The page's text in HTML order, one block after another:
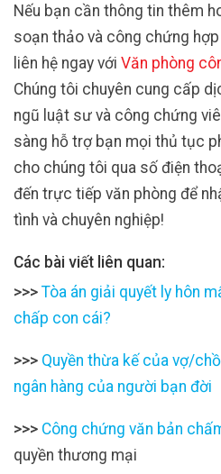
Nếu bạn cần thông tin thêm
soạn thảo và công chứng
liên hệ ngay với Văn phòng
Chúng tôi chuyên cung cấp
ngũ luật sư và công chứng
sàng hỗ trợ bạn mọi thủ tục
cho chúng tôi qua số điện
đến trực tiếp văn phòng để
tình và chuyên nghiệp!
Các bài viết liên quan:
>>> Tòa án giải quyết ly hôn
chấp con cái?
>>> Quyền thừa kế của vợ/
ngân hàng của người bạn đời
>>> Công chứng văn bản
quyền thương mại